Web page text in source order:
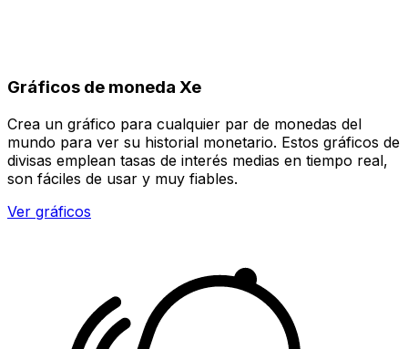
Gráficos de moneda Xe
Crea un gráfico para cualquier par de monedas del
mundo para ver su historial monetario. Estos gráficos de
divisas emplean tasas de interés medias en tiempo real,
son fáciles de usar y muy fiables.
Ver gráficos